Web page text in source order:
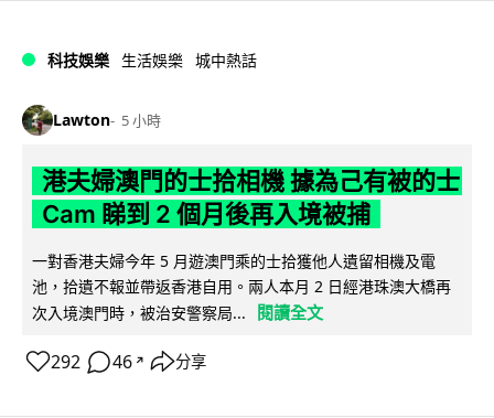
科技娛樂 生活娛樂 城中熱話
Lawton 5 小時
港夫婦澳門的士拾相機 據為己有被的士
Cam 睇到 2 個月後再入境被捕
一對香港夫婦今年 5 月遊澳門乘的士拾獲他人遺留相機及電
池，拾遺不報並帶返香港自用。兩人本月 2 日經港珠澳大橋再
次入境澳門時，被治安警察局...
閱讀全文
292 46 ↗ 分享